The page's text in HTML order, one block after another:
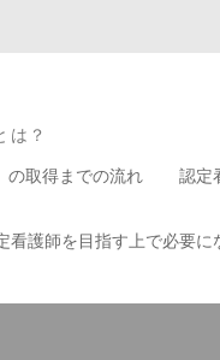
は？
の取得までの流れ 認定
看護師を目指す上で必要に